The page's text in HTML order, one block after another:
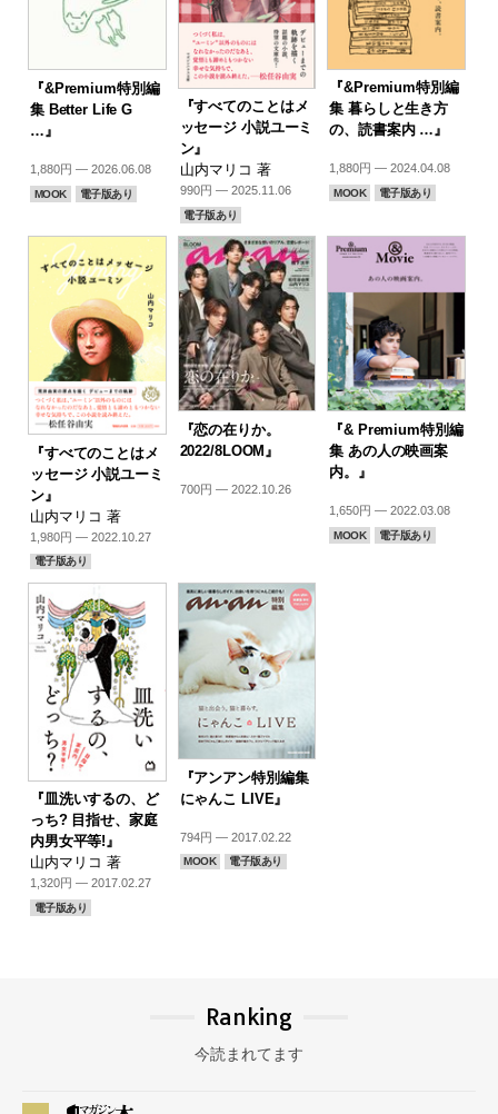
『&Premium特別編
集 Better Life G
…』
1,880円 — 2026.06.08
MOOK 電子版あり
『すべてのことはメ
ッセージ 小説ユーミ
ン』
山内マリコ 著
990円 — 2025.11.06
電子版あり
『&Premium特別編
集 暮らしと生き方
の、読書案内 …』
1,880円 — 2024.04.08
MOOK 電子版あり
『すべてのことはメ
ッセージ 小説ユーミ
ン』
山内マリコ 著
1,980円 — 2022.10.27
電子版あり
『恋の在りか。
2022/8LOOM』
700円 — 2022.10.26
『& Premium特別編
集 あの人の映画案
内。』
1,650円 — 2022.03.08
MOOK 電子版あり
『皿洗いするの、ど
っち? 目指せ、家庭
内男女平等!』
山内マリコ 著
1,320円 — 2017.02.27
電子版あり
『アンアン特別編集
にゃんこ LIVE』
794円 — 2017.02.22
MOOK 電子版あり
Ranking
今読まれてます